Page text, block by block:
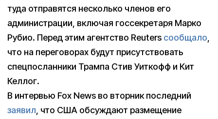
туда отправятся несколько членов его
администрации, включая госсекретаря Марко
Рубио. Перед этим агентство Reuters сообщало,
что на переговорах будут присутствовать
спецпосланники Трампа Стив Уиткофф и Кит
Келлог.
В интервью Fox News во вторник последний
заявил, что США обсуждают размещение